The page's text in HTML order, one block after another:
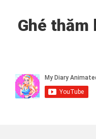
Ghé thăm